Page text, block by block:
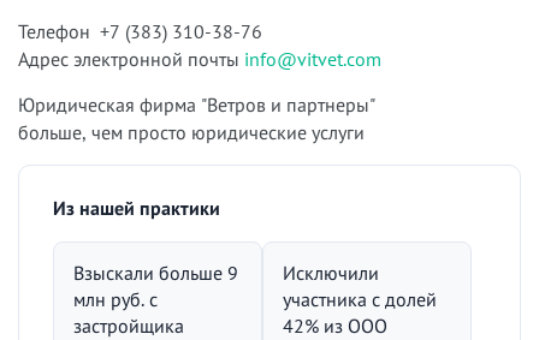
Телефон +7 (383) 310-38-76
Адрес электронной почты info@vitvet.com
Юридическая фирма "Ветров и партнеры"
больше, чем просто юридические услуги
Из нашей практики
Взыскали больше 9
млн руб. с
застройщика
Исключили
участника с долей
42% из ООО